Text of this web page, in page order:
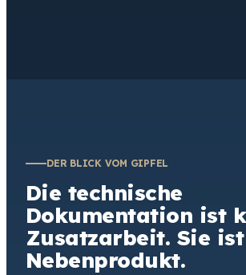
DER BLICK VOM GIPFEL
Die technische
Dokumentation ist
Zusatzarbeit. Sie
Nebenprodukt.